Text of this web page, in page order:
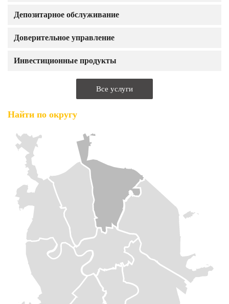
Депозитарное обслуживание
Доверительное управление
Инвестиционные продукты
Все услуги
Найти по округу